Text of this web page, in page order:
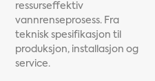
ressurseffektiv
vannrenseprosess. Fra
teknisk spesifikasjon til
produksjon, installasjon og
service.